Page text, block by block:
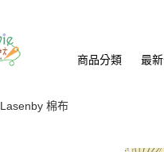
商品分類 最
Lasenby 棉布